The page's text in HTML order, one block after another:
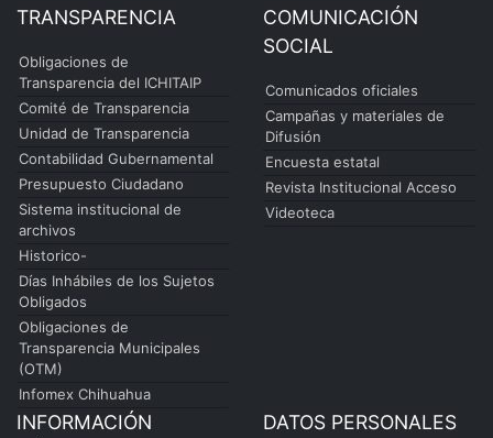
TRANSPARENCIA
Obligaciones de
Transparencia del ICHITAIP
Comité de Transparencia
Unidad de Transparencia
Contabilidad Gubernamental
Presupuesto Ciudadano
Sistema institucional de
archivos
Historico-
Días Inhábiles de los Sujetos
Obligados
Obligaciones de
Transparencia Municipales
(OTM)
Infomex Chihuahua
COMUNICACIÓN
SOCIAL
Comunicados oficiales
Campañas y materiales de
Difusión
Encuesta estatal
Revista Institucional Acceso
Videoteca
INFORMACIÓN
DATOS PERSONALES